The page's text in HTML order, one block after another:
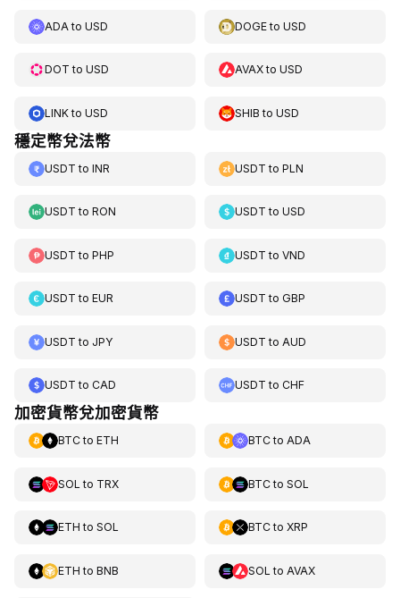
ADA to USD DOGEtoUSD
DOT to USD AVAXtoUSD
LINKto USD SHIB toUSD
穩定幣兌法幣
USDT to INR USDT toPLN
USDT to RON USDT toUSD
USDT to PHP USDT toVND
USDT to EUR USDT toGBP
USDT to JPY USDT to AUD
USDT to CAD USDT toCHF
加密貨幣兌加密貨幣
BTCto ETH BTCto ADA
SOL to TRX BTCto SOL
ETH to SOL BTCto XRP
ETH to BNB SOL to AVAX